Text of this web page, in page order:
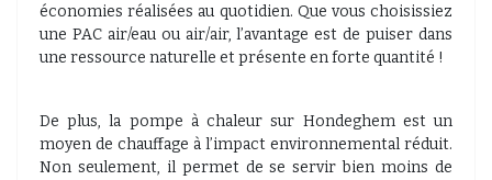
économies réalisées au quotidien. Que vous choisissiez
une PAC air/eau ou air/air, l’avantage est de puiser dans
une ressource naturelle et présente en forte quantité !
De plus, la pompe à chaleur sur Hondeghem est un
moyen de chauffage à l’impact environnemental réduit.
Non seulement, il permet de se servir bien moins de